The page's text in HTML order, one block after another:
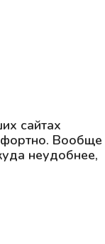
сайтах
Вообще
неудобнее,